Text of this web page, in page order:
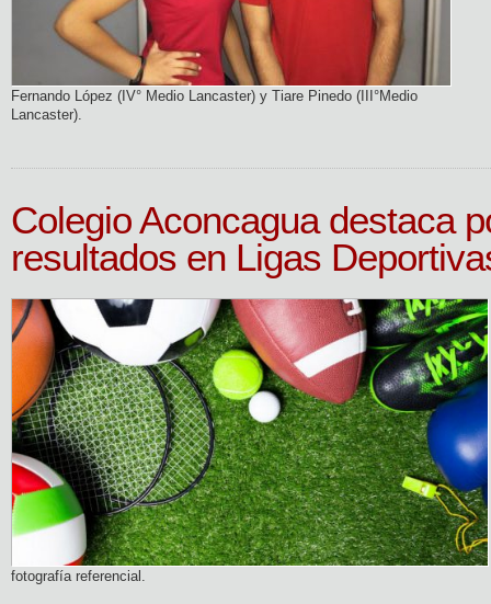
Fernando López (IV° Medio Lancaster) y Tiare Pinedo (III°Medio
Lancaster).
Colegio Aconcagua destaca
resultados en Ligas
fotografía referencial.